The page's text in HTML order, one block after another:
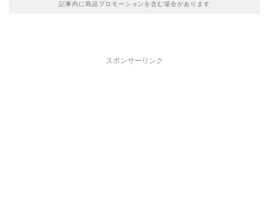
記事内に商品プロモーションを含む場合があります
スポンサーリンク